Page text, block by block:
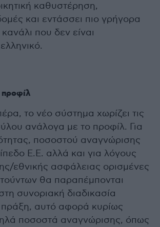
καθυστέρηση,
και εντάσσει πιο γρήγορα
που δεν είναι
το νέο σύστημα χωρίζει τις
ανάλογα με το προφίλ. Για
ποσοστού αναγνώρισης
Ε.Ε. αλλά και για λόγους
εθνικής ασφάλειας ορισμένες
θα παραπέμπονται
συνοριακή διαδικασία
αυτό αφορά κυρίως
ποσοστά αναγνώρισης, όπως